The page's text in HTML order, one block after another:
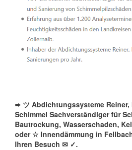
➨ ツ Abdichtungssysteme Reiner,
Schimmel Sachverständiger für
Bautrockung, Wasserschaden,
oder ☆ Innendämmung in
Ihren Besuch ✉ ✓️.